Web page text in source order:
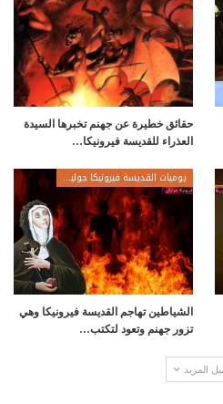
حقائق خطيرة عن جهنم تخبرها السيدة
العذراء للقديسة فيرونيكا…
يوميات القديسة فيرونيكا جولياني
الشياطين تهاجم القديسة فيرونيكا وهي
تزور جهنم وتعود لتكتب…
المزيد